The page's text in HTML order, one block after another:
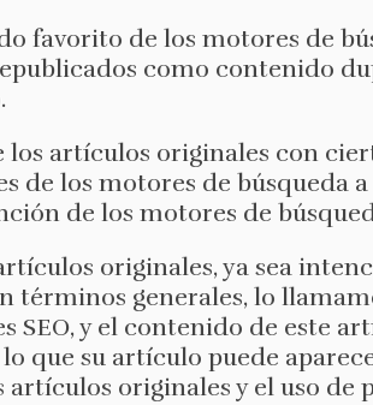
favorito de los motores de
como contenido
artículos originales con
de los motores de búsqueda
de los motores de
originales, ya sea
términos generales, lo
SEO, y el contenido de este
que su artículo puede
artículos originales y el uso de